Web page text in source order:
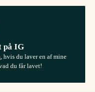
på IG
, hvis du laver en af mine
du får lavet!